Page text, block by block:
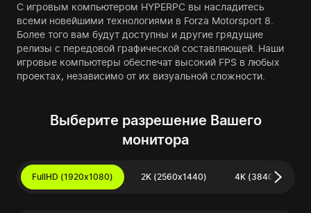
С игровым компьютером HYPERPC вы насладитесь
всеми новейшими технологиями в Forza Motorsport 8.
Более того вам будут доступны и другие грядущие
релизы с передовой графической составляющей. Наши
игровые компьютеры обеспечат высокий FPS в любых
проектах, независимо от их визуальной сложности.
Выберите разрешение Вашего
монитора
FullHD (1920x1080) 2K (2560x1440) 4K (3840x2160)